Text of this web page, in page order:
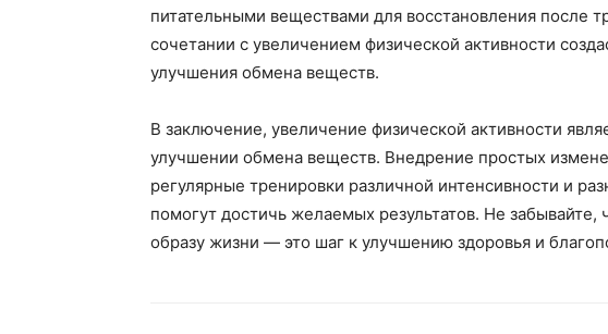
питательными веществами для восстановления после
сочетании с увеличением физической активности
улучшения обмена веществ.
В заключение, увеличение физической активности
улучшении обмена веществ. Внедрение простых
регулярные тренировки различной интенсивности и
помогут достичь желаемых результатов. Не
образу жизни — это шаг к улучшению здоровья и